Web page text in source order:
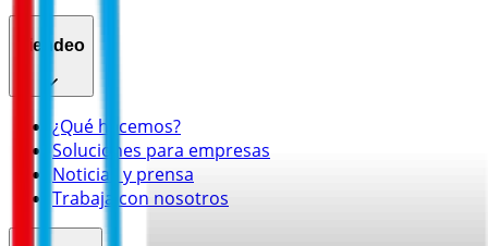
Tiendeo
¿Qué hacemos?
Soluciones para empresas
Noticias y prensa
Trabaja con nosotros